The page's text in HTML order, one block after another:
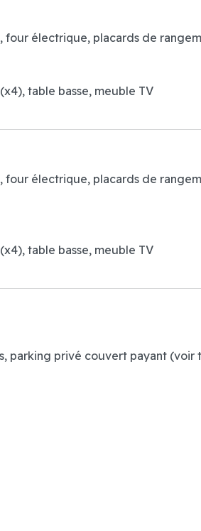
électrique, placards de
table basse, meuble TV
électrique, placards de
table basse, meuble TV
parking privé couvert payant (voir